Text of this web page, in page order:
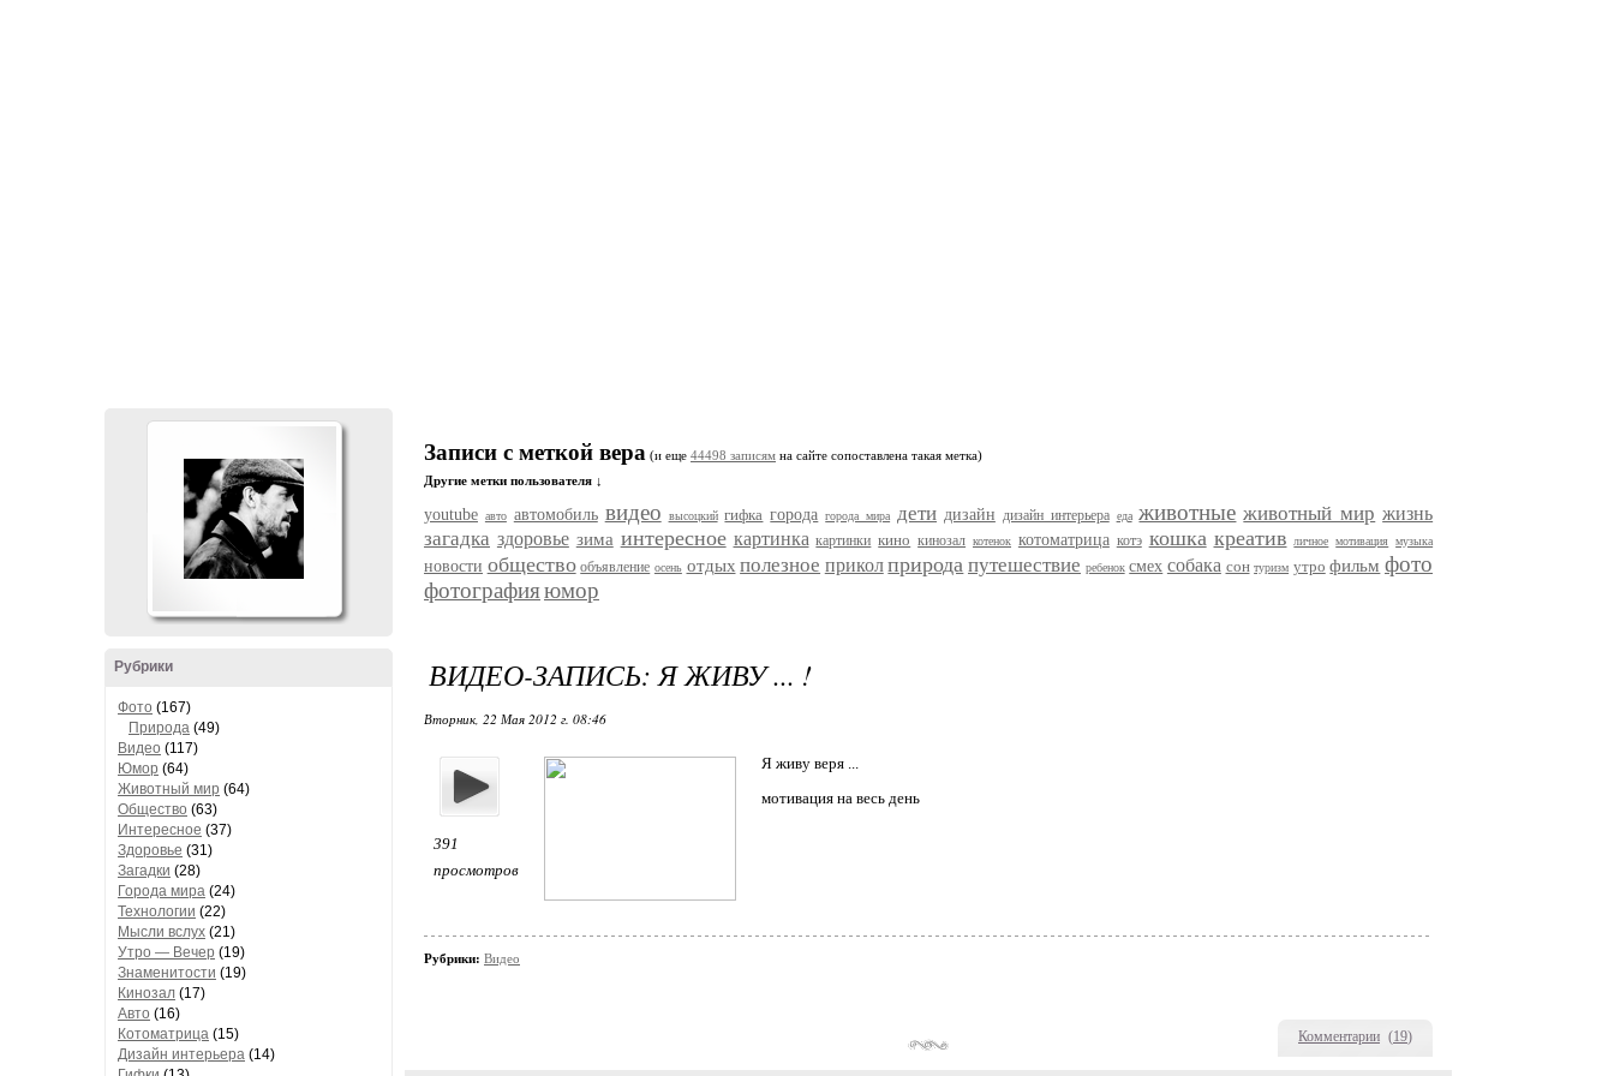
Рубрики
Фото (167)
Природа (49)
Видео (117)
Юмор (64)
Животный мир (64)
Общество (63)
Интересное (37)
Здоровье (31)
Загадки (28)
Города мира (24)
Технологии (22)
Мысли вслух (21)
Утро — Вечер (19)
Знаменитости (19)
Кинозал (17)
Авто (16)
Котоматрица (15)
Дизайн интерьера (14)
Записи с меткой вера (и еще 44498 записям на сайте сопоставлена такая метка)
Другие метки пользователя ↓
youtube авто автомобиль видео высоцкий гифка города города мира дети дизайн дизайн интерьера еда животные животный мир жизнь
загадка здоровье зима интересное картинка картинки кино кинозал котенок котоматрица котэ кошка креатив личное мотивация музыка
новости общество объявление осень отдых полезное прикол природа путешествие ребенок смех собака сон туризм утро фильм фото
фотографияюмор
Комментарии (19)
ВИДЕО-ЗАПИСЬ: Я ЖИВУ ... !
Вторник, 22 Мая 2012 г. 08:46
391
просмотров
Я живу веря ...
мотивация на весь день
Рубрики: Видео